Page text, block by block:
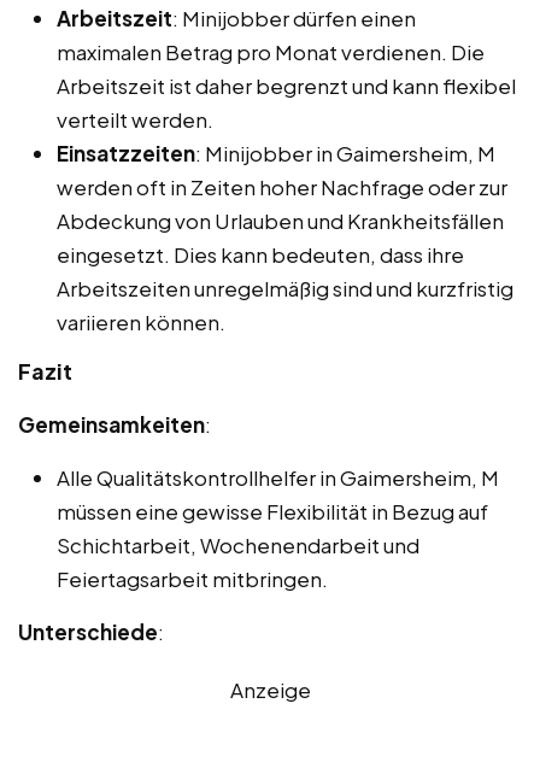
Arbeitszeit: Minijobber dürfen einen
maximalen Betrag pro Monat verdienen. Die
Arbeitszeit ist daher begrenzt und kann flexibel
verteilt werden.
Einsatzzeiten: Minijobber in Gaimersheim, M
werden oft in Zeiten hoher Nachfrage oder zur
Abdeckung von Urlauben und Krankheitsfällen
eingesetzt. Dies kann bedeuten, dass ihre
Arbeitszeiten unregelmäßig sind und kurzfristig
variieren können.
Fazit
Gemeinsamkeiten:
Alle Qualitätskontrollhelfer in Gaimersheim, M
müssen eine gewisse Flexibilität in Bezug auf
Schichtarbeit, Wochenendarbeit und
Feiertagsarbeit mitbringen.
Unterschiede:
Anzeige